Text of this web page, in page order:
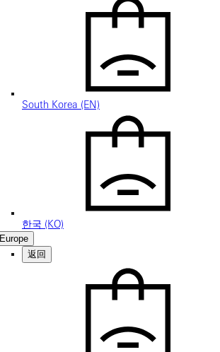
South Korea (EN)
한국 (KO)
Europe
返回